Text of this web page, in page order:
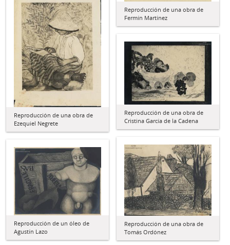
Reproducción de una obra de
Fermín Martínez
Reproducción de una obra de
Ezequiel Negrete
Reproducción de una obra de
Cristina García de la Cadena
Reproducción de una obra de
Tomás Ordónez
Reproducción de un óleo de
Agustín Lazo